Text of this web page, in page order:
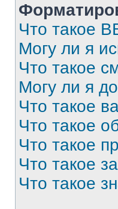
Что такое
Могу ли я
Что такое
Могу ли я
Что такое
Что такое
Что такое
Что такое
Что такое